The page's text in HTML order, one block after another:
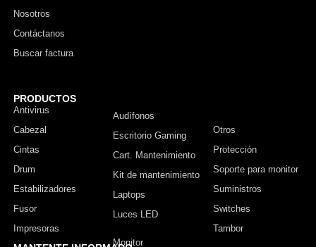
Nosotros
Contáctanos
Buscar factura
PRODUCTOS
Antivirus
Cabezal
Cintas
Drum
Estabilizadores
Fusor
Impresoras
Audífonos
Escritorio Gaming
Cart. Mantenimiento
Kit de mantenimiento
Laptops
Luces LED
Otros
Protección
Soporte para monitor
Suministros
Switches
Tambor